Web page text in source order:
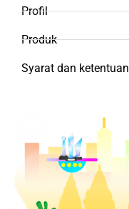
Profil
Produk
Syarat dan ketentuan